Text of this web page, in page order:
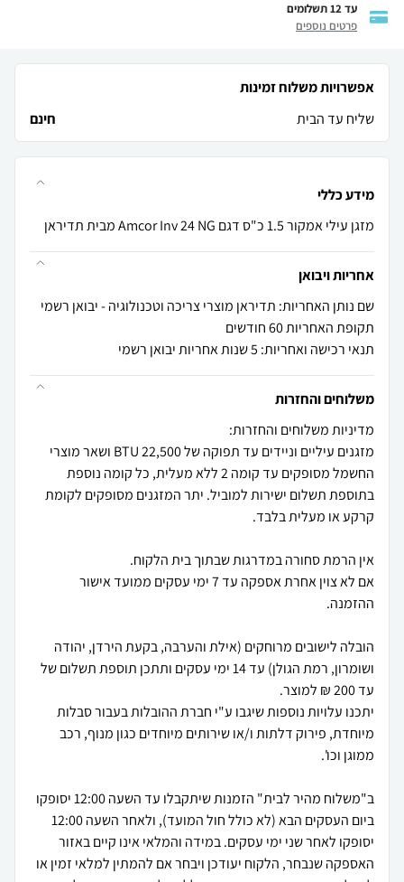
עד 12 תשלומים
פרטים נוספים
אפשרויות משלוח זמינות
שליח עד הבית
חינם
מידע כללי
מזגן עילי אמקור 1.5 כ"ס דגם Amcor Inv 24 NG מבית תדיראן
אחריות ויבואן
שם נותן האחריות: תדיראן מוצרי צריכה וטכנולוגיה - יבואן רשמי
תקופת האחריות 60 חודשים
תנאי רכישה ואחריות: 5 שנות אחריות יבואן רשמי
משלוחים והחזרות
מזגנים עיליים וניידים עד תפוקה של 22,500 BTU ושאר מוצרי
החשמל מסופקים עד קומה 2 ללא מעלית, כל קומה נוספת
בתוספת תשלום ישירות למוביל. יתר המזגנים מסופקים לקומת
אם לא צוין אחרת אספקה עד 7 ימי עסקים ממועד אישור
הובלה לישובים מרוחקים (אילת והערבה, בקעת הירדן, יהודה
ושומרון, רמת הגולן) עד 14 ימי עסקים ותתכן תוספת תשלום של
יתכנו עלויות נוספות שיגבו ע"י חברת ההובלות בעבור סבלות
מיוחדת, פירוק דלתות ו/או שירותים מיוחדים כגון מנוף, רכב
ב"משלוח מהיר לבית" הזמנות שיתקבלו עד השעה 12:00 יסופקו
ביום העסקים הבא (לא כולל חול המועד), ולאחר השעה 12:00
יסופקו לאחר שני ימי עסקים. במידה והמלאי אינו קיים באזור
האספקה שנבחר, הלקוח יעודכן ויבחר אם להמתין למלאי זמין או